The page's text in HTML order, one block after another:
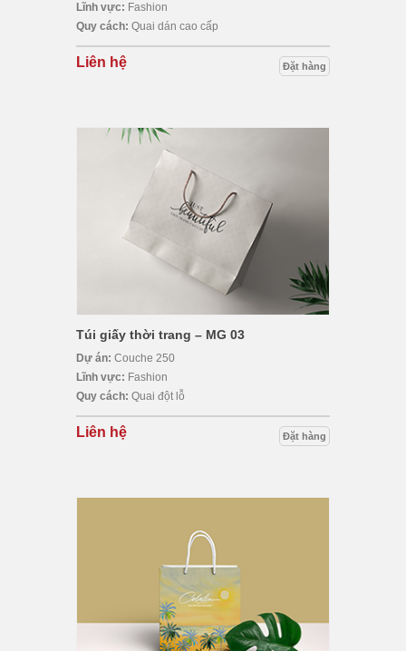
Lĩnh vực: Fashion
Quy cách: Quai dán cao cấp
Liên hệ Đặt hàng
Túi giấy thời trang – MG 03
Dự án: Couche 250
Lĩnh vực: Fashion
Quy cách: Quai đột lỗ
Liên hệ Đặt hàng